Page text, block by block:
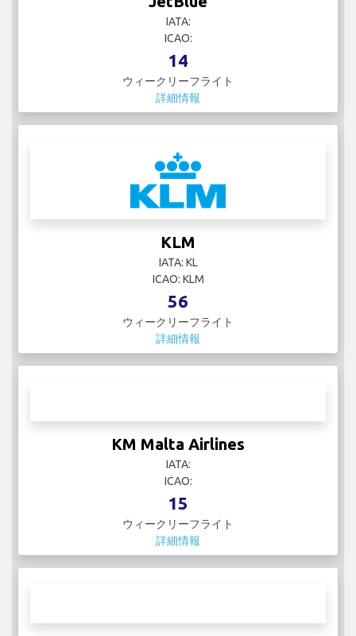
IATA:
ICAO:
14
ウィークリーフライト
詳細情報
KLM
IATA: KL
ICAO: KLM
56
ウィークリーフライト
詳細情報
KM Malta Airlines
IATA:
ICAO:
15
ウィークリーフライト
詳細情報